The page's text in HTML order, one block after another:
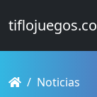
Noticias